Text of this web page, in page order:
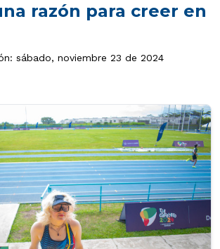
razón para creer en
sábado, noviembre 23 de 2024